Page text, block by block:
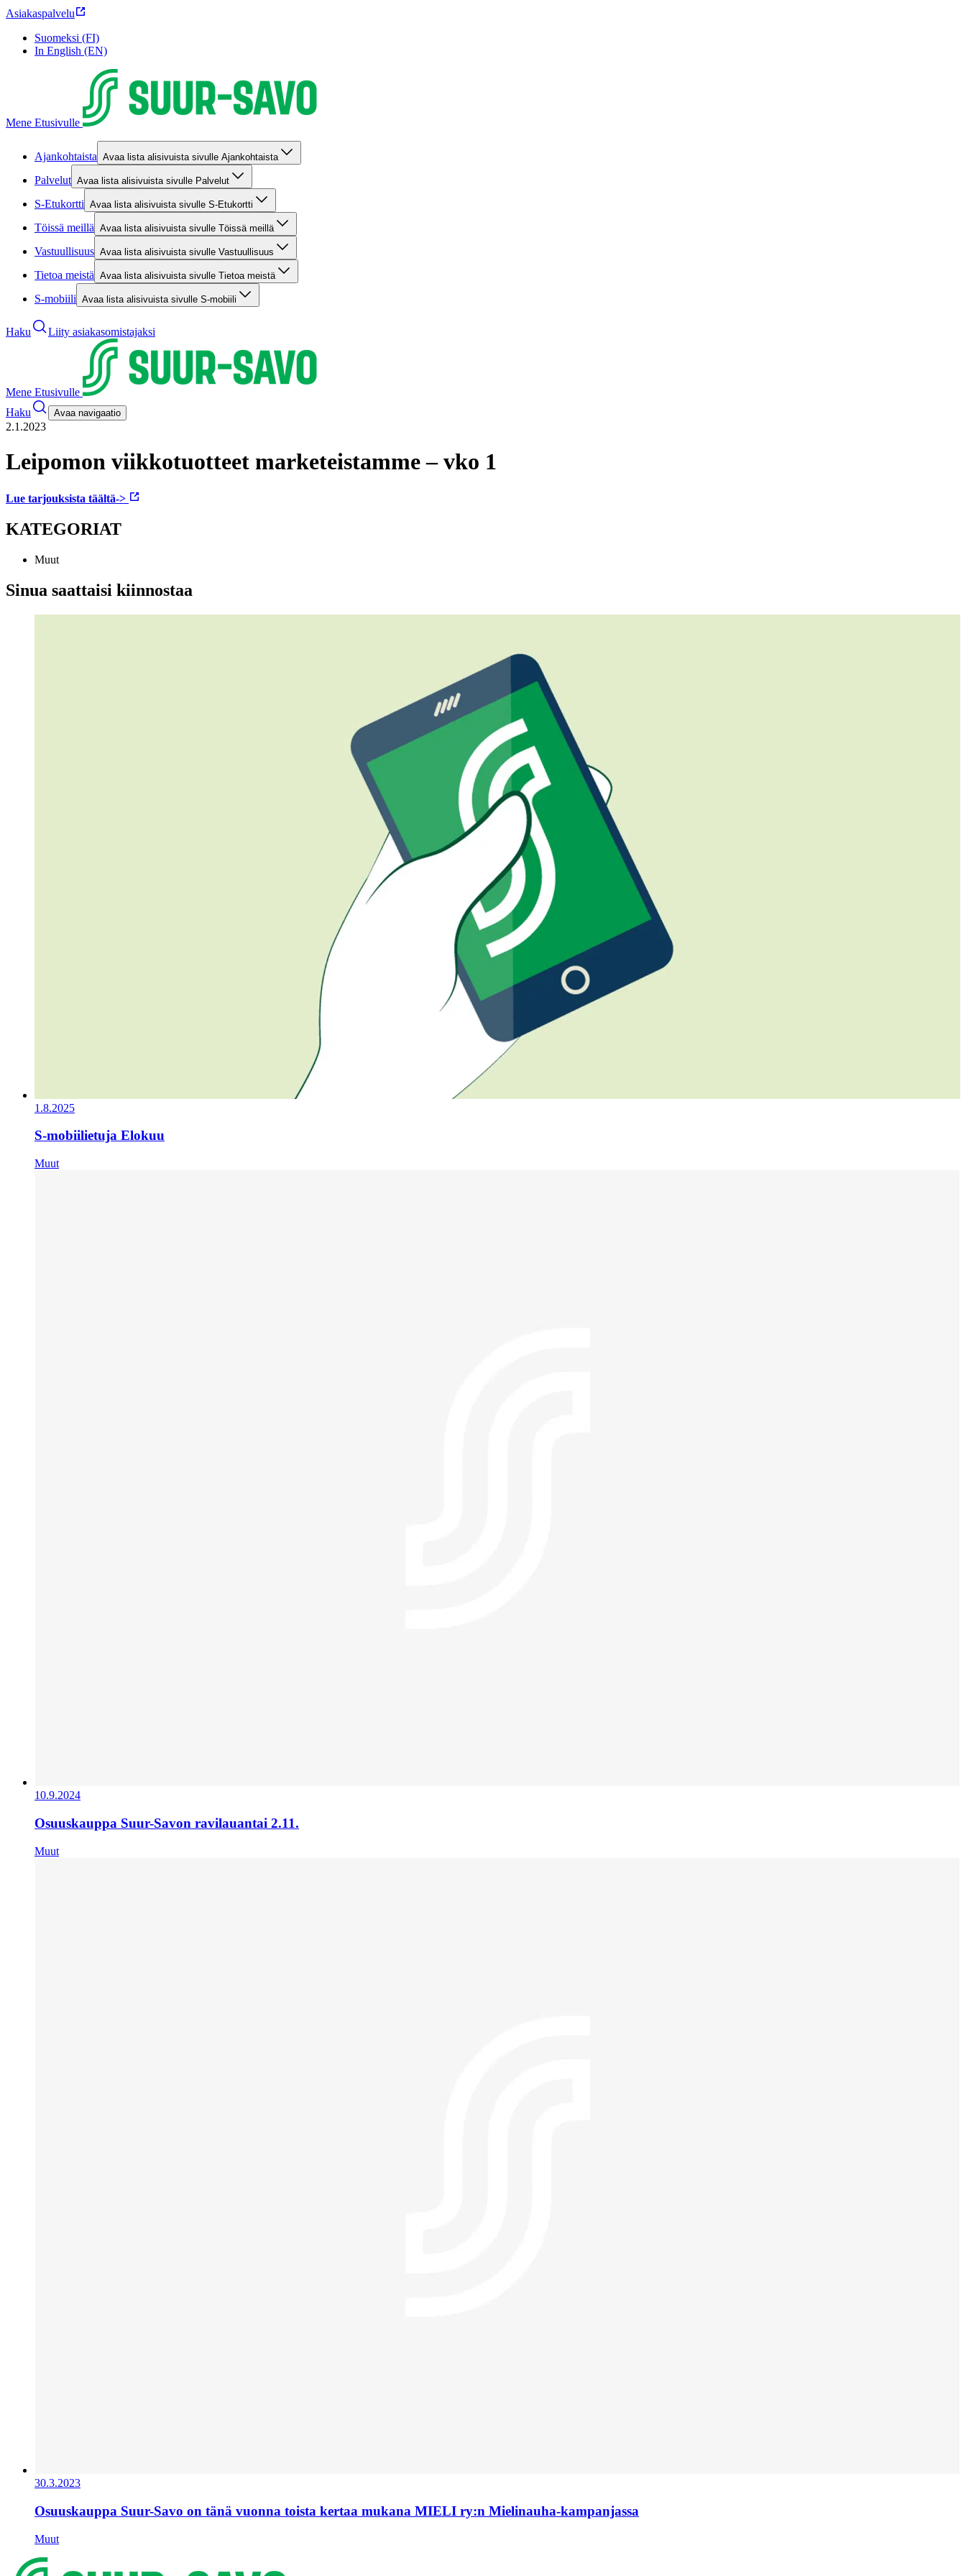
Asiakaspalvelu
Suomeksi (FI)
In English (EN)
Mene Etusivulle
Ajankohtaista Avaa lista alisivuista sivulle Ajankohtaista
Palvelut Avaa lista alisivuista sivulle Palvelut
S-Etukortti Avaa lista alisivuista sivulle S-Etukortti
Töissä meillä Avaa lista alisivuista sivulle Töissä meillä
Vastuullisuus Avaa lista alisivuista sivulle Vastuullisuus
Tietoa meistä Avaa lista alisivuista sivulle Tietoa meistä
S-mobiili Avaa lista alisivuista sivulle S-mobiili
Haku Liity asiakasomistajaksi
Mene Etusivulle
Haku
Avaa navigaatio
2.1.2023
Leipomon viikkotuotteet marketeistamme – vko 1
Lue tarjouksista täältä->
KATEGORIAT
Muut
Sinua saattaisi kiinnostaa
1.8.2025
S-mobiilietuja Elokuu
Muut
10.9.2024
Osuuskauppa Suur-Savon ravilauantai 2.11.
Muut
30.3.2023
Osuuskauppa Suur-Savo on tänä vuonna toista kertaa mukana MIELI ry:n Mielinauha-kampanjassa
Muut